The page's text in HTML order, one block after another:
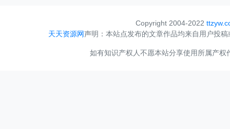
Copyright 2004-2022
天天资源网声明：本站点发布的文章作品均来自用户投
如有知识产权人不愿本站分享使用所属产